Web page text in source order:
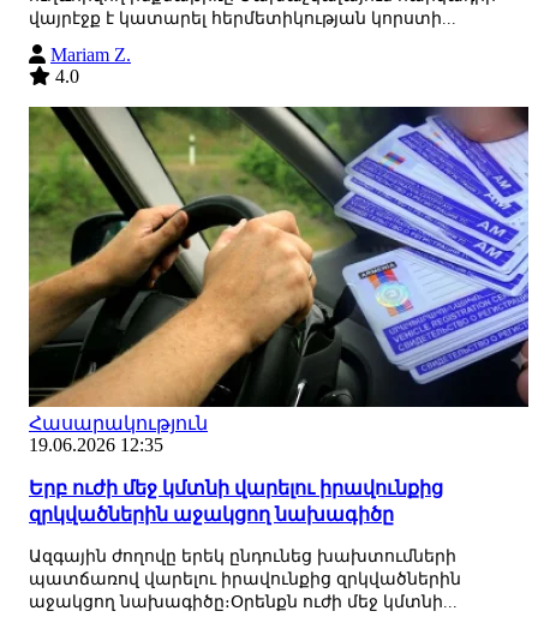
վայրէջք է կատարել հերմետիկության կորստի...
Mariam Z.
4.0
Հասարակություն
19.06.2026 12:35
Երբ ուժի մեջ կմտնի վարելու իրավունքից
զրկվածներին աջակցող նախագիծը
Ազգային ժողովը երեկ ընդունեց խախտումների
պատճառով վարելու իրավունքից զրկվածներին
աջակցող նախագիծը։Օրենքն ուժի մեջ կմտնի...